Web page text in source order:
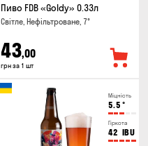
Пиво FDB «Goldy» 0.33л
Світле, Нефільтроване, 7°
43,00
грн за 1 шт
Міцність
5.5 °
Гіркота
42 IBU